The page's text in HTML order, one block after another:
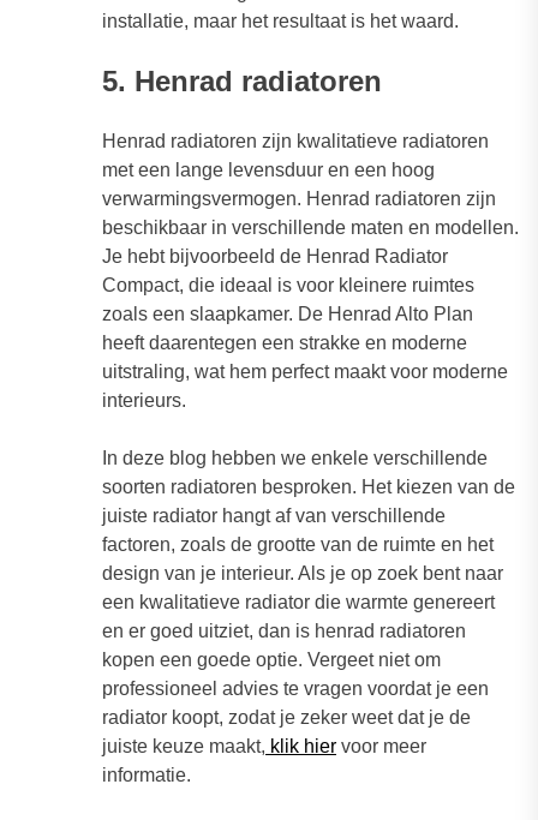
installatie, maar het resultaat is het waard.
5. Henrad radiatoren
Henrad radiatoren zijn kwalitatieve radiatoren
met een lange levensduur en een hoog
verwarmingsvermogen. Henrad radiatoren zijn
beschikbaar in verschillende maten en modellen.
Je hebt bijvoorbeeld de Henrad Radiator
Compact, die ideaal is voor kleinere ruimtes
zoals een slaapkamer. De Henrad Alto Plan
heeft daarentegen een strakke en moderne
uitstraling, wat hem perfect maakt voor moderne
interieurs.
In deze blog hebben we enkele verschillende
soorten radiatoren besproken. Het kiezen van de
juiste radiator hangt af van verschillende
factoren, zoals de grootte van de ruimte en het
design van je interieur. Als je op zoek bent naar
een kwalitatieve radiator die warmte genereert
en er goed uitziet, dan is henrad radiatoren
kopen een goede optie. Vergeet niet om
professioneel advies te vragen voordat je een
radiator koopt, zodat je zeker weet dat je de
juiste keuze maakt, klik hier voor meer
informatie.